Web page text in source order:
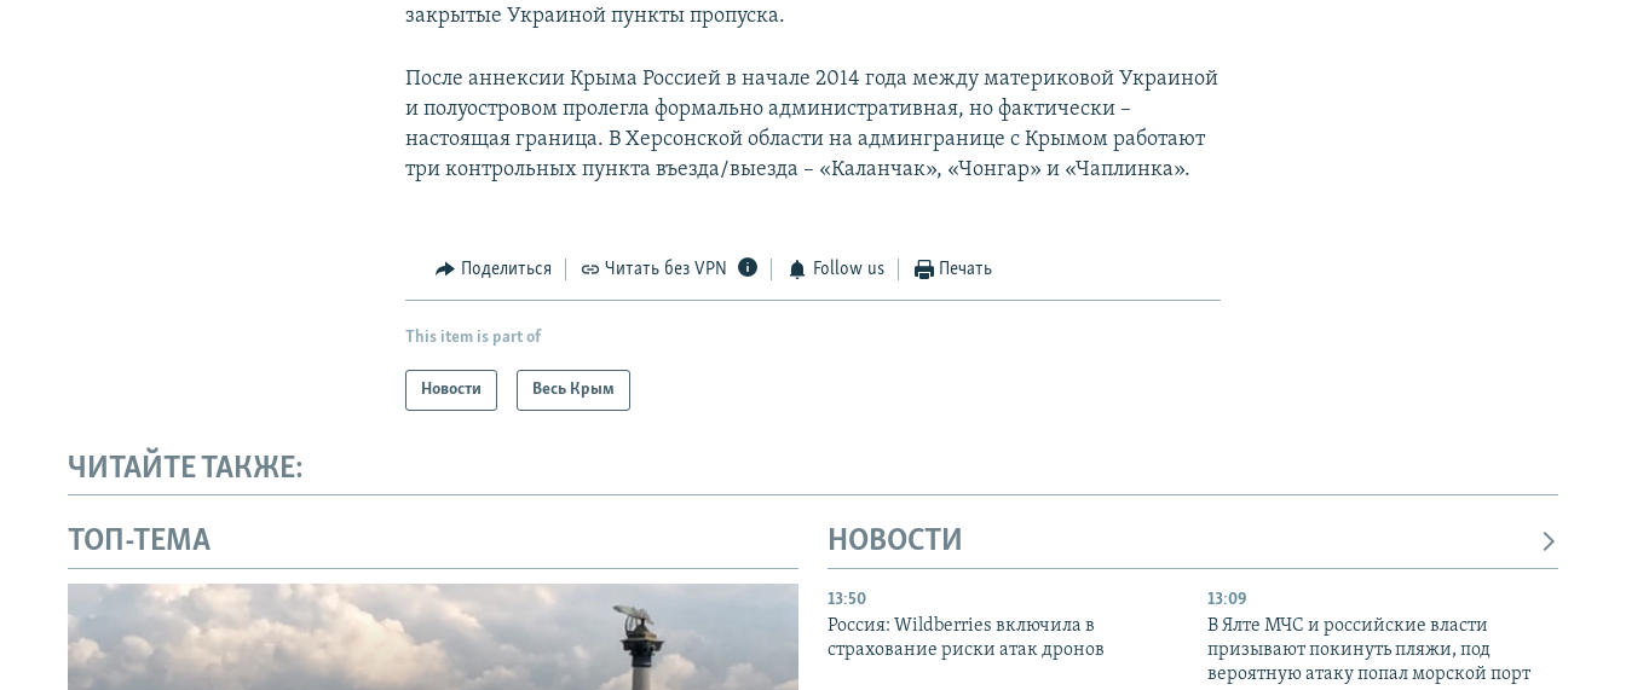
закрытые Украиной пункты пропуска.
После аннексии Крыма Россией в начале 2014 года между материковой Украиной
и полуостровом пролегла формально административная, но фактически –
настоящая граница. В Херсонской области на админгранице с Крымом работают
три контрольных пункта въезда/выезда – «Каланчак», «Чонгар» и «Чаплинка».
Поделиться Читать без VPN Follow us Печать
This item is part of
Новости Весь Крым
ЧИТАЙТЕ ТАКЖЕ:
ТОП-ТЕМА НОВОСТИ
13:50
Россия: Wildberries включила в
страхование риски атак дронов
13:09
В Ялте МЧС и российские власти
призывают покинуть пляжи, под
вероятную атаку попал морской порт